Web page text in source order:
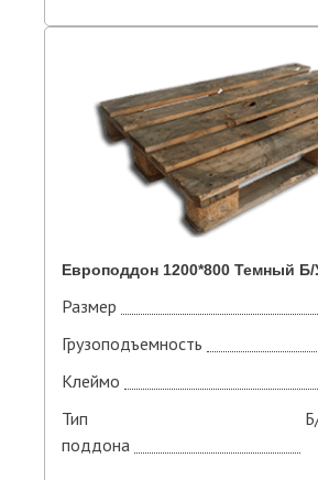
Европоддон 1200*800 Темный Б/
Размер
Грузоподъемность
Клеймо
Тип
поддона